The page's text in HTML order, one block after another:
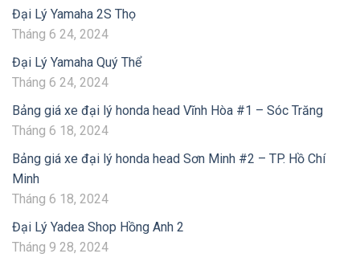
Đại Lý Yamaha 2S Thọ
Tháng 6 24, 2024
Đại Lý Yamaha Quý Thể
Tháng 6 24, 2024
Bảng giá xe đại lý honda head Vĩnh Hòa #1 – Sóc Trăng
Tháng 6 18, 2024
Bảng giá xe đại lý honda head Sơn Minh #2 – TP. Hồ Chí
Minh
Tháng 6 18, 2024
Đại Lý Yadea Shop Hồng Anh 2
Tháng 9 28, 2024